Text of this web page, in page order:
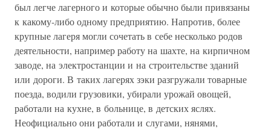
был легче лагерного и которые обычно были привязаны
к какому-либо одному предприятию. Напротив, более
крупные лагеря могли сочетать в себе несколько родов
деятельности, например работу на шахте, на кирпичном
заводе, на электростанции и на строительстве зданий
или дороги. В таких лагерях зэки разгружали товарные
поезда, водили грузовики, убирали урожай овощей,
работали на кухне, в больнице, в детских яслях.
Неофициально они работали и слугами, нянями,